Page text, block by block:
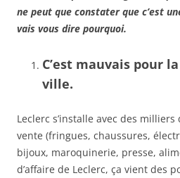
ne peut que constater que c’est
vais vous dire pourquoi.
C’est mauvais pour
ville.
Leclerc s’installe avec des
vente (fringues, chaussures,
bijoux, maroquinerie, presse,
d’affaire de Leclerc, ça vient des